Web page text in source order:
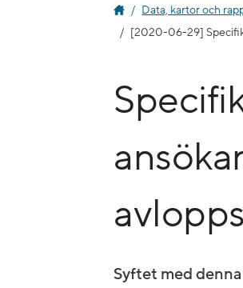
Data, kartor och
[2020-06-29]
Syftet med